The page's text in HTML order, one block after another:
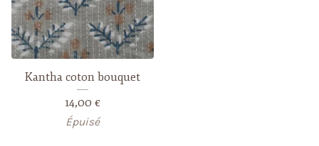
Kantha coton bouquet
14,00 €
Épuisé